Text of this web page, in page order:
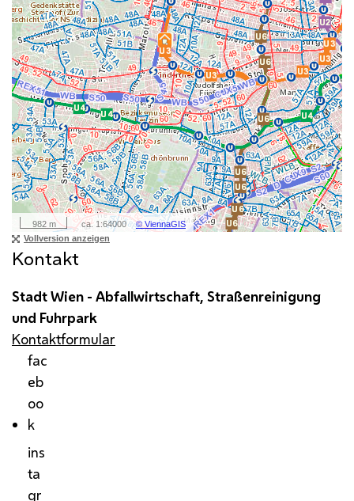
Kontakt
Stadt Wien - Abfallwirtschaft, Straßenreinigung
und Fuhrpark
Kontaktformular
fac
eb
oo
k
ins
ta
gr